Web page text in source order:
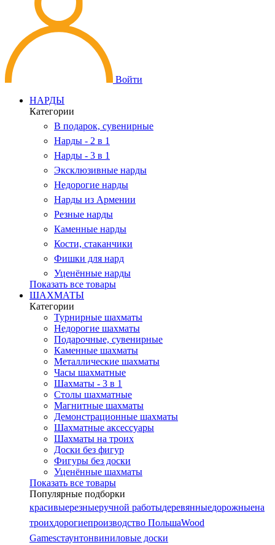
Войти
НАРДЫ
Категории
В подарок, сувенирные
Нарды - 2 в 1
Нарды - 3 в 1
Эксклюзивные нарды
Недорогие нарды
Нарды из Армении
Резные нарды
Каменные нарды
Кости, стаканчики
Фишки для нард
Уценённые нарды
Показать все товары
ШАХМАТЫ
Категории
Турнирные шахматы
Недорогие шахматы
Подарочные, сувенирные
Каменные шахматы
Металлические шахматы
Часы шахматные
Шахматы - 3 в 1
Столы шахматные
Магнитные шахматы
Демонстрационные шахматы
Шахматные аксессуары
Шахматы на троих
Доски без фигур
Фигуры без доски
Уценённые шахматы
Показать все товары
Популярные подборки
красивыерезныеручной работыдеревянныедорожныена
троихдорогиепроизводство ПольшаWood
Gamesстаунтонвиниловые доски